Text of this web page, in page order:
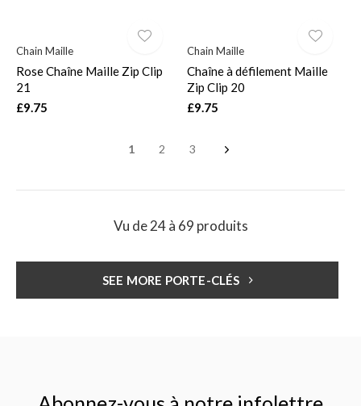
Chain Maille
Rose Chaîne Maille Zip Clip
21
£9.75
Chain Maille
Chaîne à défilement Maille
Zip Clip 20
£9.75
1 2 3
Vu de 24 à 69 produits
SEE MORE PORTE-CLÉS